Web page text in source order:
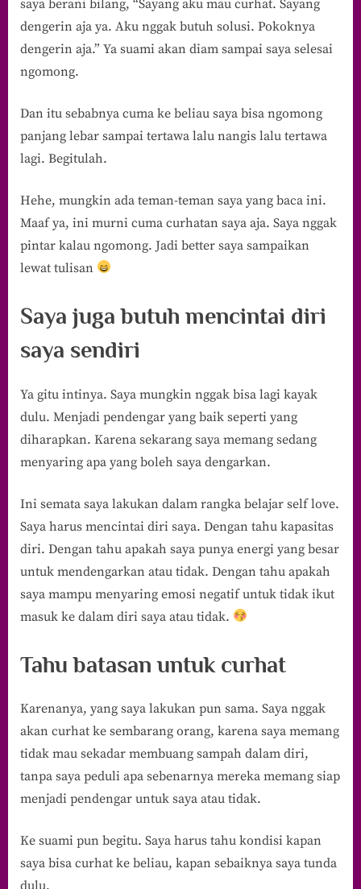
saya berani bilang, “Sayang aku mau curhat. Sayang
dengerin aja ya. Aku nggak butuh solusi. Pokoknya
dengerin aja.” Ya suami akan diam sampai saya selesai
ngomong.
Dan itu sebabnya cuma ke beliau saya bisa ngomong
panjang lebar sampai tertawa lalu nangis lalu tertawa
lagi. Begitulah.
Hehe, mungkin ada teman-teman saya yang baca ini.
Maaf ya, ini murni cuma curhatan saya aja. Saya nggak
pintar kalau ngomong. Jadi better saya sampaikan
lewat tulisan
Saya juga butuh mencintai diri
saya sendiri
Ya gitu intinya. Saya mungkin nggak bisa lagi kayak
dulu. Menjadi pendengar yang baik seperti yang
diharapkan. Karena sekarang saya memang sedang
menyaring apa yang boleh saya dengarkan.
Ini semata saya lakukan dalam rangka belajar self love.
Saya harus mencintai diri saya. Dengan tahu kapasitas
diri. Dengan tahu apakah saya punya energi yang besar
untuk mendengarkan atau tidak. Dengan tahu apakah
saya mampu menyaring emosi negatif untuk tidak ikut
masuk ke dalam diri saya atau tidak.
Tahu batasan untuk curhat
Karenanya, yang saya lakukan pun sama. Saya nggak
akan curhat ke sembarang orang, karena saya memang
tidak mau sekadar membuang sampah dalam diri,
tanpa saya peduli apa sebenarnya mereka memang siap
menjadi pendengar untuk saya atau tidak.
Ke suami pun begitu. Saya harus tahu kondisi kapan
saya bisa curhat ke beliau, kapan sebaiknya saya tunda